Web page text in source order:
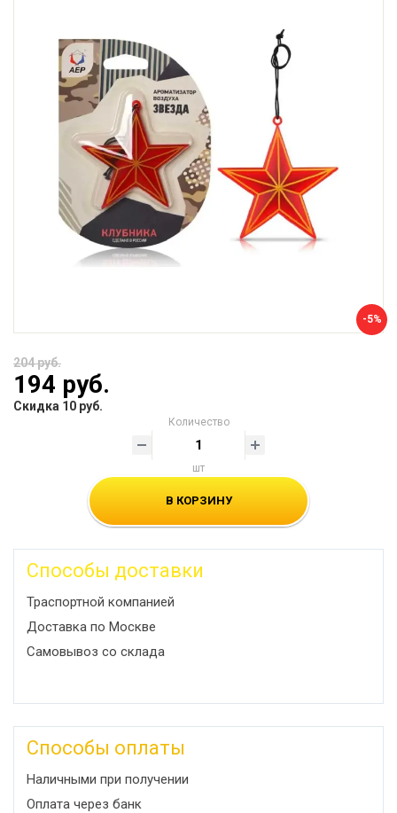
-5%
204 руб.
194 руб.
Скидка 10 руб.
Количество
шт
В КОРЗИНУ
Способы доставки
Траспортной компанией
Доставка по Москве
Самовывоз со склада
Способы оплаты
Наличными при получении
Оплата через банк